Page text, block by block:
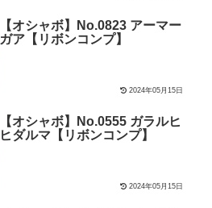
【オシャボ】No.0823 アーマー
ガア【リボンコンプ】
2024年05月15日
【オシャボ】No.0555 ガラルヒ
ヒダルマ【リボンコンプ】
2024年05月15日